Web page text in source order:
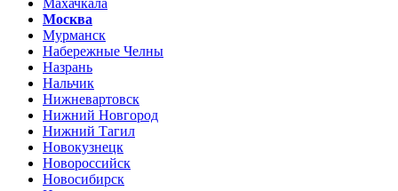
Москва
Мурманск
Набережные Челны
Назрань
Нальчик
Нижневартовск
Нижний Новгород
Нижний Тагил
Новокузнецк
Новороссийск
Новосибирск